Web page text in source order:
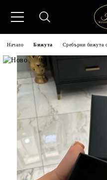
Начало Бижута Сребърни бижута